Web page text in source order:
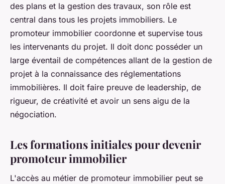
des plans et la gestion des travaux, son rôle est
central dans tous les projets immobiliers. Le
promoteur immobilier coordonne et supervise tous
les intervenants du projet. Il doit donc posséder un
large éventail de compétences allant de la gestion de
projet à la connaissance des réglementations
immobilières. Il doit faire preuve de leadership, de
rigueur, de créativité et avoir un sens aigu de la
négociation.
Les formations initiales pour devenir
promoteur immobilier
L'accès au métier de promoteur immobilier peut se